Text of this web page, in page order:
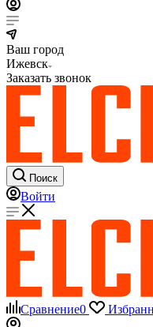
Ваш город
Ижевск
Заказать звонок
Поиск
Войти
Сравнение0